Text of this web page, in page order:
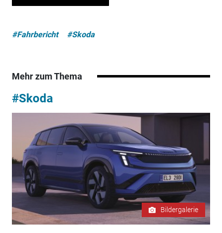
#Fahrbericht #Skoda
Mehr zum Thema
#Skoda
Bildergalerie